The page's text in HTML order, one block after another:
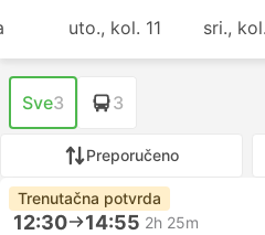
uto., kol. 11 sri.,
Sve3 3
Preporučeno
Trenutačna potvrda
12:30 14:55 2h 25m